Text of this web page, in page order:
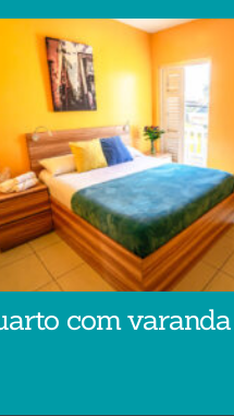
com varanda